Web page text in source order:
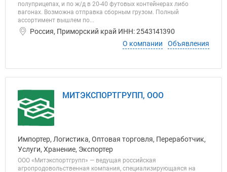
полуприцепах, и по ж/д в 20-40 футовых контейнерах либо
вагонах. Возможна отправка сборным грузом. Полный
ассортимент вышлем по...
Россия, Приморский край ИНН: 2543141390
О компании
Объявления
МИТЭКСПОРТГРУПП, ООО
Импортер, Логистика, Оптовая торговля, Переработчик,
Услуги, Хранение, Экспортер
ООО «Митэкспортгрупп» — ведущая российская
агропродовольственная компания, специализирующаяся на